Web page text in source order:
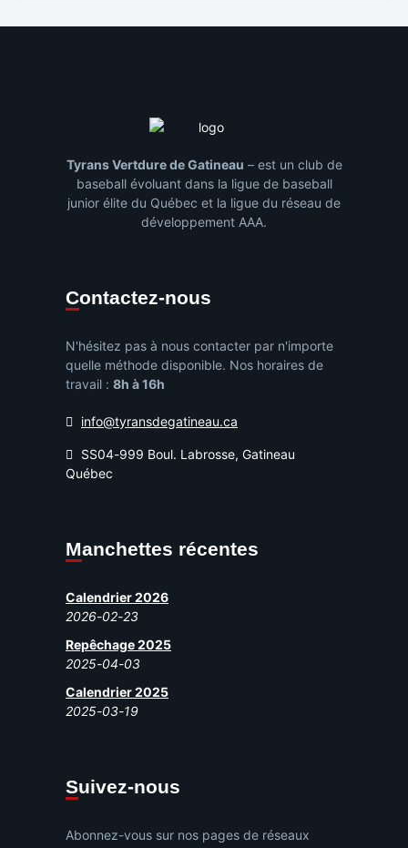
Tyrans Vertdure de Gatineau – est un club de
baseball évoluant dans la ligue de baseball
junior élite du Québec et la ligue du réseau de
développement AAA.
Contactez-nous
N'hésitez pas à nous contacter par n'importe
quelle méthode disponible. Nos horaires de
travail : 8h à 16h
info@tyransdegatineau.ca
SS04-999 Boul. Labrosse, Gatineau
Québec
Manchettes récentes
Calendrier 2026
2026-02-23
Repêchage 2025
2025-04-03
Calendrier 2025
2025-03-19
Suivez-nous
Abonnez-vous sur nos pages de réseaux